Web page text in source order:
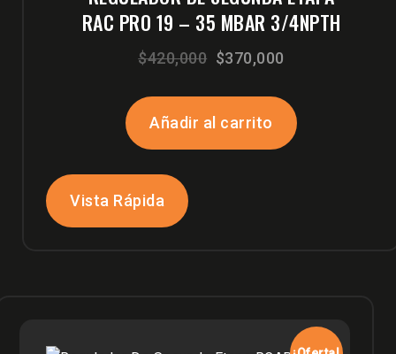
RAC PRO 19 – 35 MBAR 3/4NPTH
$420,000 El
original
$370,000
actual
es:
Añadir al carrito
Vista Rápida